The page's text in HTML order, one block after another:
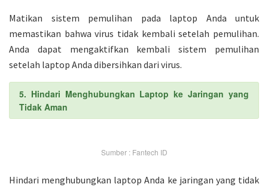
Matikan sistem pemulihan pada laptop Anda untuk
memastikan bahwa virus tidak kembali setelah pemulihan.
Anda dapat mengaktifkan kembali sistem pemulihan
setelah laptop Anda dibersihkan dari virus.
5. Hindari Menghubungkan Laptop ke Jaringan yang
Tidak Aman
Sumber : Fantech ID
Hindari menghubungkan laptop Anda ke jaringan yang tidak